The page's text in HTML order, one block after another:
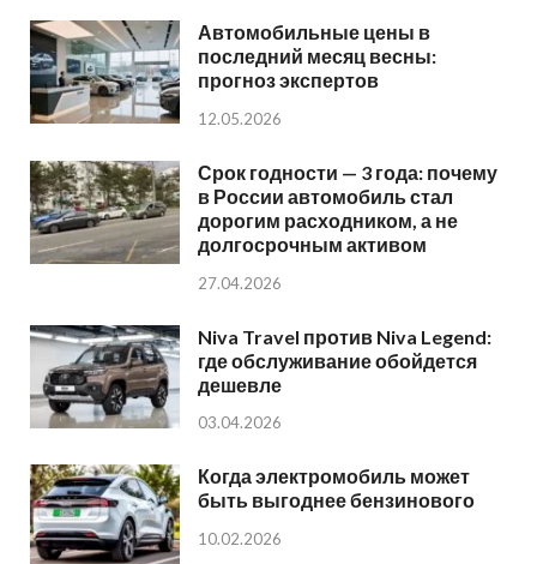
Автомобильные цены в
последний месяц весны:
прогноз экспертов
12.05.2026
Срок годности — 3 года: почему
в России автомобиль стал
дорогим расходником, а не
долгосрочным активом
27.04.2026
Niva Travel против Niva Legend:
где обслуживание обойдется
дешевле
03.04.2026
Когда электромобиль может
быть выгоднее бензинового
10.02.2026